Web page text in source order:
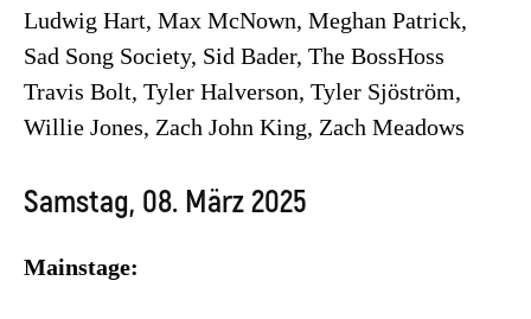
Ludwig Hart, Max McNown, Meghan Patrick,
Sad Song Society, Sid Bader, The BossHoss
Travis Bolt, Tyler Halverson, Tyler Sjöström,
Willie Jones, Zach John King, Zach Meadows
Samstag, 08. März 2025
Mainstage: